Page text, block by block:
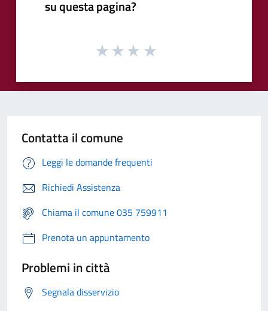
su questa pagina?
Contatta il comune
Leggi le domande frequenti
Richiedi Assistenza
Chiama il comune 035 759911
Prenota un appuntamento
Problemi in città
Segnala disservizio